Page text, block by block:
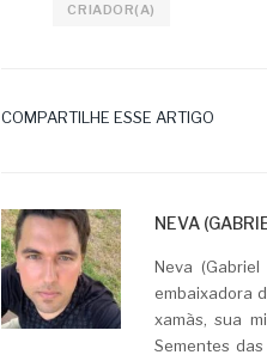
CRIADOR(A)
COMPARTILHE ESSE ARTIGO
NEVA
Neva
embaixadora
xamãs, sua
Sementes